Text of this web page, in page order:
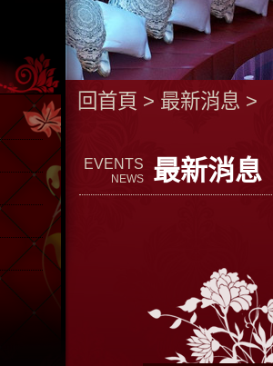
回首頁 > 最新消息 >
EVENTS
NEWS 最新消息